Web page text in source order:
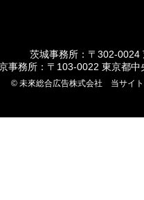
茨城事務所：〒302-0024
事務所：〒103-0022 東京都
© 未來総合広告株式会社 当サイ